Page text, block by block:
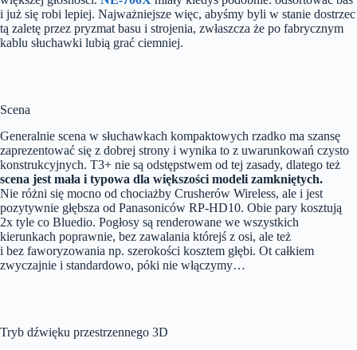
i już się robi lepiej. Najważniejsze więc, abyśmy byli w stanie dostrzec
tą zaletę przez pryzmat basu i strojenia, zwłaszcza że po fabrycznym
kablu słuchawki lubią grać ciemniej.
Scena
Generalnie scena w słuchawkach kompaktowych rzadko ma szansę
zaprezentować się z dobrej strony i wynika to z uwarunkowań czysto
konstrukcyjnych. T3+ nie są odstępstwem od tej zasady, dlatego też
scena jest mała i typowa dla większości modeli zamkniętych.
Nie różni się mocno od chociażby Crusherów Wireless, ale i jest
pozytywnie głębsza od Panasoniców RP-HD10. Obie pary kosztują
2x tyle co Bluedio. Pogłosy są renderowane we wszystkich
kierunkach poprawnie, bez zawalania którejś z osi, ale też
i bez faworyzowania np. szerokości kosztem głębi. Ot całkiem
zwyczajnie i standardowo, póki nie włączymy…
Tryb dźwięku przestrzennego 3D